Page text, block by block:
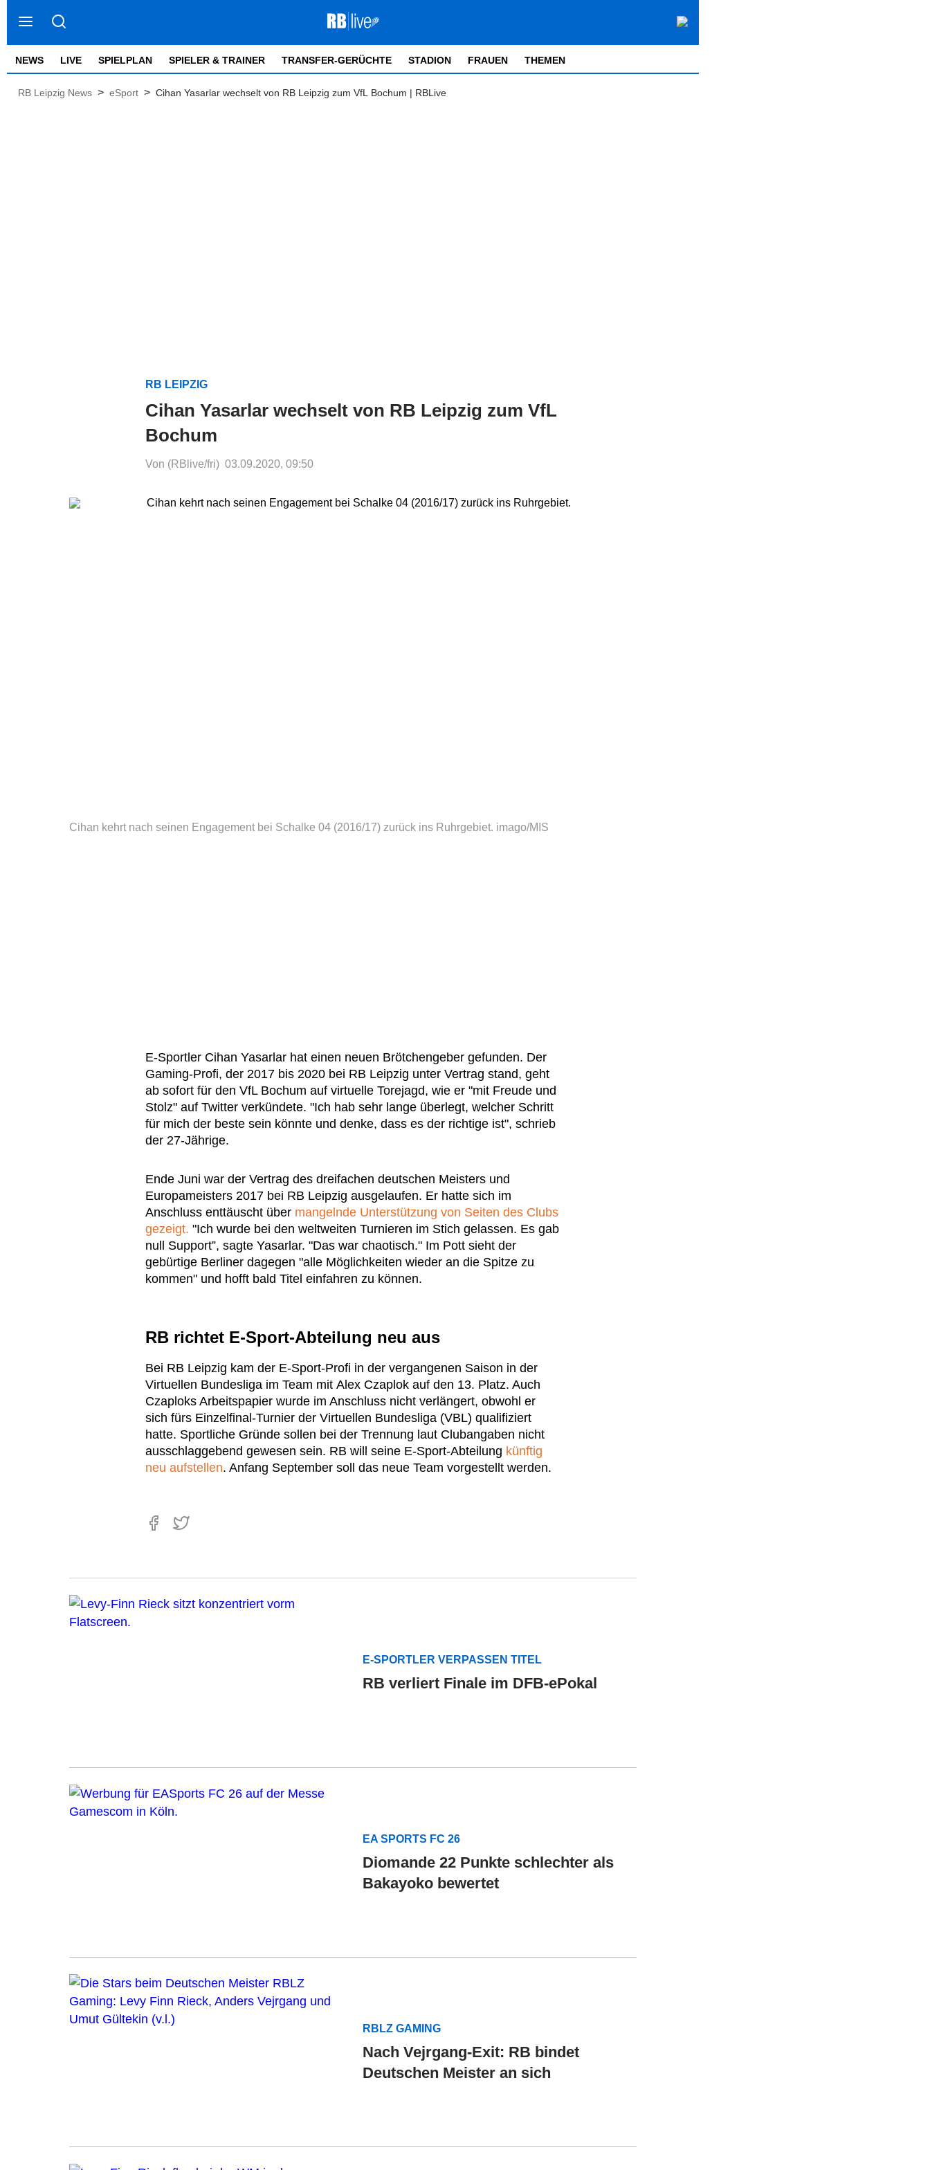
NEWS LIVE SPIELPLAN SPIELER & TRAINER TRANSFER-GERÜCHTE STADION FRAUEN THEMEN
RB Leipzig News > eSport > Cihan Yasarlar wechselt von RB Leipzig zum VfL Bochum | RBLive
RB LEIPZIG
Cihan Yasarlar wechselt von RB Leipzig zum VfL
Bochum
Von (RBlive/fri) 03.09.2020, 09:50
Cihan kehrt nach seinen Engagement bei Schalke 04 (2016/17) zurück ins Ruhrgebiet. imago/MIS
E-Sportler Cihan Yasarlar hat einen neuen Brötchengeber gefunden. Der
Gaming-Profi, der 2017 bis 2020 bei RB Leipzig unter Vertrag stand, geht
ab sofort für den VfL Bochum auf virtuelle Torejagd, wie er "mit Freude und
Stolz" auf Twitter verkündete. "Ich hab sehr lange überlegt, welcher Schritt
für mich der beste sein könnte und denke, dass es der richtige ist", schrieb
der 27-Jährige.
Ende Juni war der Vertrag des dreifachen deutschen Meisters und
Europameisters 2017 bei RB Leipzig ausgelaufen. Er hatte sich im
Anschluss enttäuscht über mangelnde Unterstützung von Seiten des Clubs
gezeigt. "Ich wurde bei den weltweiten Turnieren im Stich gelassen. Es gab
null Support”, sagte Yasarlar. "Das war chaotisch." Im Pott sieht der
gebürtige Berliner dagegen "alle Möglichkeiten wieder an die Spitze zu
kommen" und hofft bald Titel einfahren zu können.
RB richtet E-Sport-Abteilung neu aus
Bei RB Leipzig kam der E-Sport-Profi in der vergangenen Saison in der
Virtuellen Bundesliga im Team mit Alex Czaplok auf den 13. Platz. Auch
Czaploks Arbeitspapier wurde im Anschluss nicht verlängert, obwohl er
sich fürs Einzelfinal-Turnier der Virtuellen Bundesliga (VBL) qualifiziert
hatte. Sportliche Gründe sollen bei der Trennung laut Clubangaben nicht
ausschlaggebend gewesen sein. RB will seine E-Sport-Abteilung künftig
neu aufstellen. Anfang September soll das neue Team vorgestellt werden.
E-SPORTLER VERPASSEN TITEL
RB verliert Finale im DFB-ePokal
EA SPORTS FC 26
Diomande 22 Punkte schlechter als
Bakayoko bewertet
RBLZ GAMING
Nach Vejrgang-Exit: RB bindet
Deutschen Meister an sich